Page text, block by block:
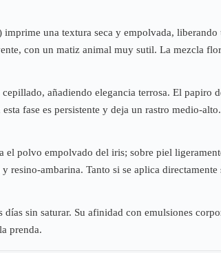
una textura seca y empolvada,
con un matiz animal muy sutil. La mezcla
añadiendo elegancia terrosa. El papiro
fase es persistente y deja un rastro medio-
polvo empolvado del iris; sobre piel
ambarina. Tanto si se aplica
sin saturar. Su afinidad con emulsiones
prenda.